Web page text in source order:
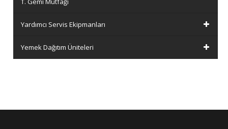
Yardımcı Servis Ekipmanları
Yemek Dağıtım Üniteleri